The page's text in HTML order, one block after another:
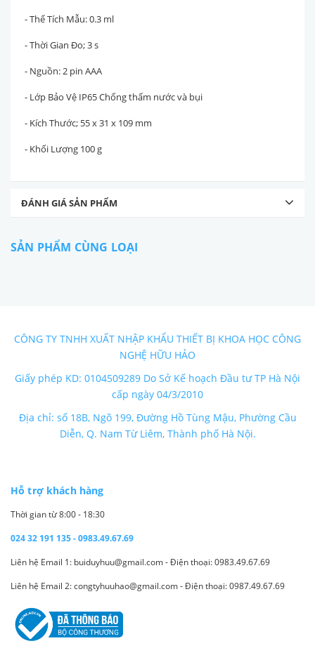
- Thể Tích Mẫu: 0.3 ml
- Thời Gian Đo; 3 s
- Nguồn: 2 pin AAA
- Lớp Bảo Vệ IP65 Chống thấm nước và bụi
- Kích Thước; 55 x 31 x 109 mm
- Khối Lượng 100 g
ĐÁNH GIÁ SẢN PHẨM
SẢN PHẨM CÙNG LOẠI
CÔNG TY TNHH XUẤT NHẬP KHẨU THIẾT BỊ KHOA HỌC CÔNG
NGHỆ HỮU HẢO
Giấy phép KD: 0104509289 Do Sở Kế hoạch Đầu tư TP Hà Nội
cấp ngày 04/3/2010
Địa chỉ: số 18B, Ngõ 199, Đường Hồ Tùng Mậu, Phường Cầu
Diễn, Q. Nam Từ Liêm, Thành phố Hà Nội.
Hỗ trợ khách hàng
Thời gian từ 8:00 - 18:30
024 32 191 135 - 0983.49.67.69
Liên hệ Email 1: buiduyhuu@gmail.com - Điện thoại: 0983.49.67.69
Liên hệ Email 2: congtyhuuhao@gmail.com - Điện thoại: 0987.49.67.69